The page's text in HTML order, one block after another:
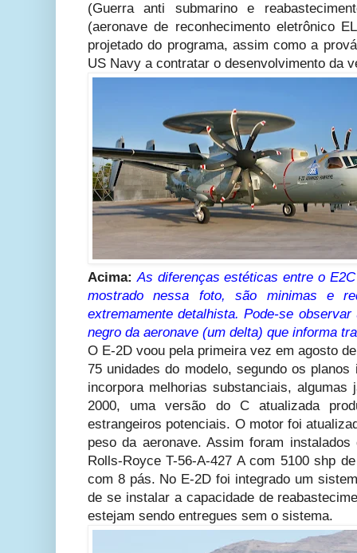
(Guerra anti submarino e
(aeronave de reconhecimento eletrônico
projetado do programa, assim como a
US Navy a contratar o desenvolvimento da
Acima: As diferenças estéticas entre o
mostrado nessa foto, são minimas e
extremamente detalhista. Pode-se
negro da aeronave (um delta) que informa
O E-2D voou pela primeira vez em agosto
75 unidades do modelo, segundo os
incorpora melhorias substanciais, algumas
2000, uma versão do C atualizada
estrangeiros potenciais. O motor foi
peso da aeronave. Assim foram
Rolls-Royce T-56-A-427 A com 5100 shp
com 8 pás. No E-2D foi integrado um
de se instalar a capacidade de
estejam sendo entregues sem o sistema.